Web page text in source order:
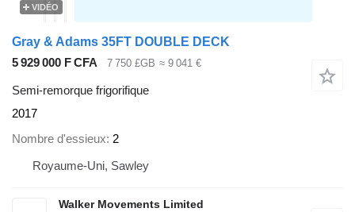
VIDÉO
Gray & Adams 35FT DOUBLE DECK
5 929 000 F CFA
7 750 £GB ≈ 9 041 €
Semi-remorque frigorifique
2017
Nombre d'essieux 2
Royaume-Uni, Sawley
Walker Movements Limited